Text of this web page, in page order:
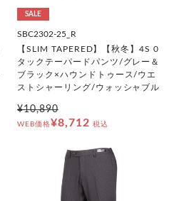
SALE
SBC2302-25_R
【SLIM TAPERED】【秋冬】4S 0
タックテーパードパンツ/グレー＆
ブラック×ハウンドトゥース/ウエ
ストシャーリング/ウォッシャブル
¥10,890
WEB価格¥8,712 税込